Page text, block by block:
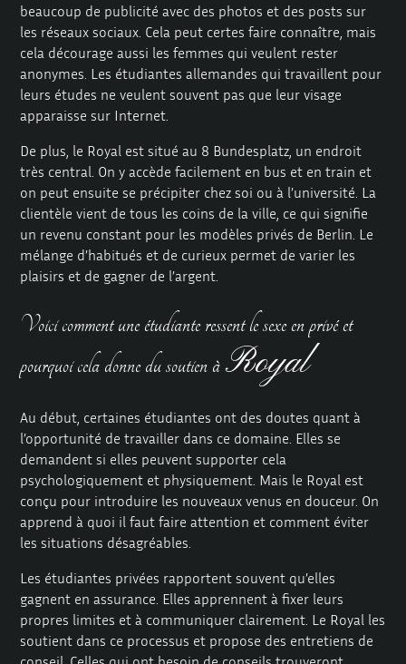
beaucoup de publicité avec des photos et des posts sur
les réseaux sociaux. Cela peut certes faire connaître, mais
cela décourage aussi les femmes qui veulent rester
anonymes. Les étudiantes allemandes qui travaillent pour
leurs études ne veulent souvent pas que leur visage
apparaisse sur Internet.
De plus, le Royal est situé au 8 Bundesplatz, un endroit
très central. On y accède facilement en bus et en train et
on peut ensuite se précipiter chez soi ou à l’université. La
clientèle vient de tous les coins de la ville, ce qui signifie
un revenu constant pour les modèles privés de Berlin. Le
mélange d’habitués et de curieux permet de varier les
plaisirs et de gagner de l’argent.
Voici comment une étudiante ressent le sexe en privé et
pourquoi cela donne du soutien àRoyal
Au début, certaines étudiantes ont des doutes quant à
l’opportunité de travailler dans ce domaine. Elles se
demandent si elles peuvent supporter cela
psychologiquement et physiquement. Mais le Royal est
conçu pour introduire les nouveaux venus en douceur. On
apprend à quoi il faut faire attention et comment éviter
les situations désagréables.
Les étudiantes privées rapportent souvent qu’elles
gagnent en assurance. Elles apprennent à fixer leurs
propres limites et à communiquer clairement. Le Royal les
soutient dans ce processus et propose des entretiens de